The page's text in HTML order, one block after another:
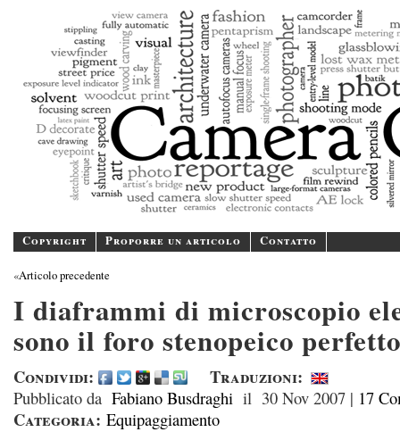
A blog/magazine
Copyright Proporre un articolo Contatto
«Articolo precedente
I diaframmi di microscopio
sono il foro stenopeico perfetto
Condividi: Traduzioni:
Pubblicato da Fabiano Busdraghi il 30 Nov 2007 | 17
Categoria: Equipaggiamento